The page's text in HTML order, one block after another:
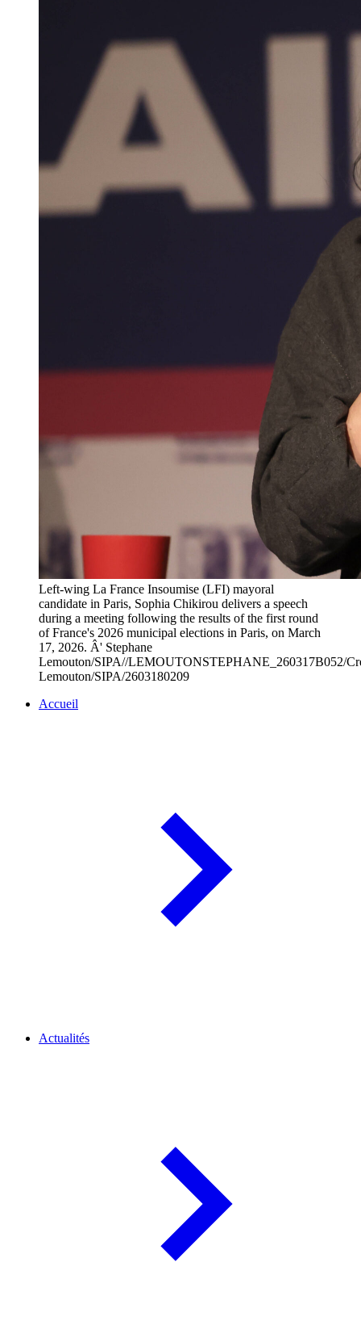
Left-wing La France Insoumise (LFI) mayoral
candidate in Paris, Sophia Chikirou delivers a speech
during a meeting following the results of the first round
of France's 2026 municipal elections in Paris, on March
17, 2026. Â' Stephane
Lemouton/SIPA//LEMOUTONSTEPHANE_260317B052/
Lemouton/SIPA/2603180209
Accueil
Actualités